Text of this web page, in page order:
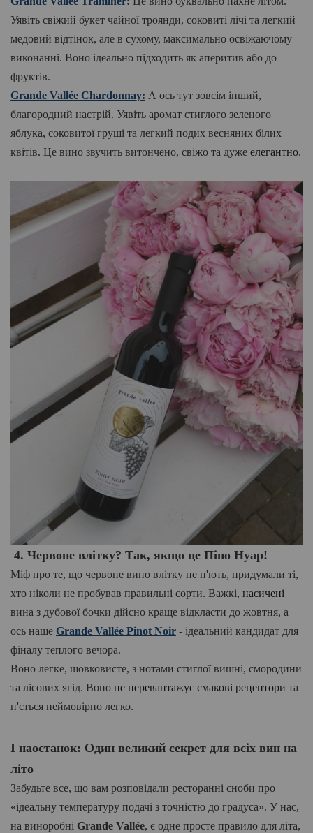
Уявіть свіжий букет чайної троянди, соковиті лічі та легкий
медовий відтінок, але в сухому, максимально освіжаючому
виконанні. Воно ідеально підходить як аперитив або до
фруктів.
Grande Vallée Chardonnay: А ось тут зовсім інший,
благородний настрій. Уявіть аромат стиглого зеленого
яблука, соковитої груші та легкий подих весняних білих
квітів. Це вино звучить витончено, свіжо та дуже елегантно.
4. Червоне влітку? Так, якщо це Піно Нуар!
Міф про те, що червоне вино влітку не п'ють, придумали ті,
хто ніколи не пробував правильні сорти. Важкі, насичені
вина з дубової бочки дійсно краще відкласти до жовтня, а
ось наше Grande Vallée Pinot Noir - ідеальний кандидат для
фіналу теплого вечора.
Воно легке, шовковисте, з нотами стиглої вишні, смородини
та лісових ягід. Воно не перевантажує смакові рецептори та
п'ється неймовірно легко.
І наостанок: Один великий секрет для всіх вин на
літо
Забудьте все, що вам розповідали ресторанні сноби про
«ідеальну температуру подачі з точністю до градуса». У нас,
на виноробні Grande Vallée, є одне просте правило для літа,